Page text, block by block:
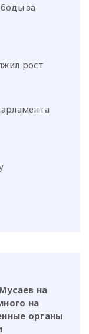
за
рост
на
на
органы